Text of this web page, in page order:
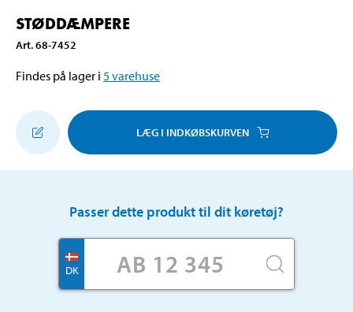
STØDDÆMPERE
Art.68-7452
Findes på lager i 5varehuse
LÆG I INDKØBSKURVEN
Passer dette produkt til dit køretøj?
DK